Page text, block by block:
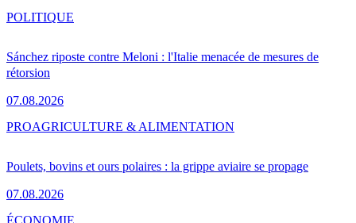
Sánchez riposte contre Meloni : l'Italie menacée de mesures de
rétorsion
07.08.2026
POLITIQUE
Poulets, bovins et ours polaires : la grippe aviaire se propage
07.08.2026
PROAGRICULTURE & ALIMENTATION